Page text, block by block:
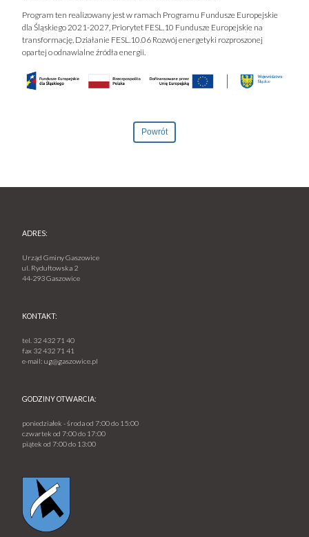
Program ten realizowany jest w ramach Programu Fundusze Europejskie
dla Śląskiego 2021-2027, Priorytet FESL.10 Fundusze Europejskie na
transformację, Działanie FESL.10.06 Rozwój energetyki rozproszonej
opartej o odnawialne źródła energii.
Powrót
ADRES:
Urząd Gminy Gaszowice
ul. Rydułtowska 2
44-293 Gaszowice
KONTAKT:
tel. 32 432 71 40
fax 32 432 71 41
e-mail:ug@gaszowice.pl
GODZINY OTWARCIA:
poniedziałek - środa od 7:00 do 15:00
czwartek od 7:00 do 17:00
piątek od 7:00 do 13:00